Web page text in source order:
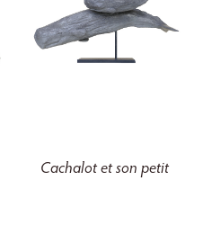
Cachalot et son petit